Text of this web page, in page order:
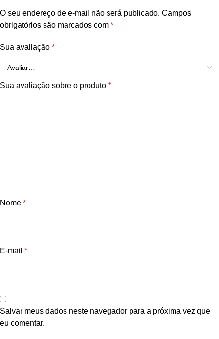
O seu endereço de e-mail não será publicado. Campos
obrigatórios são marcados com *
Sua avaliação *
Sua avaliação sobre o produto *
Nome *
E-mail *
Salvar meus dados neste navegador para a próxima vez que
eu comentar.